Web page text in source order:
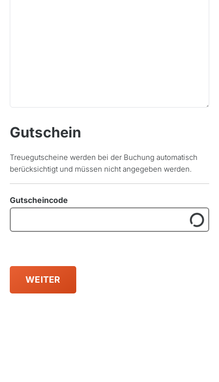
Gutschein
Treuegutscheine werden bei der Buchung automatisch
berücksichtigt und müssen nicht angegeben werden.
Gutscheincode
Slowenien
Spanien
Transalp/Alpenüberquerungen
Türkei
Madagaskar
Marokko